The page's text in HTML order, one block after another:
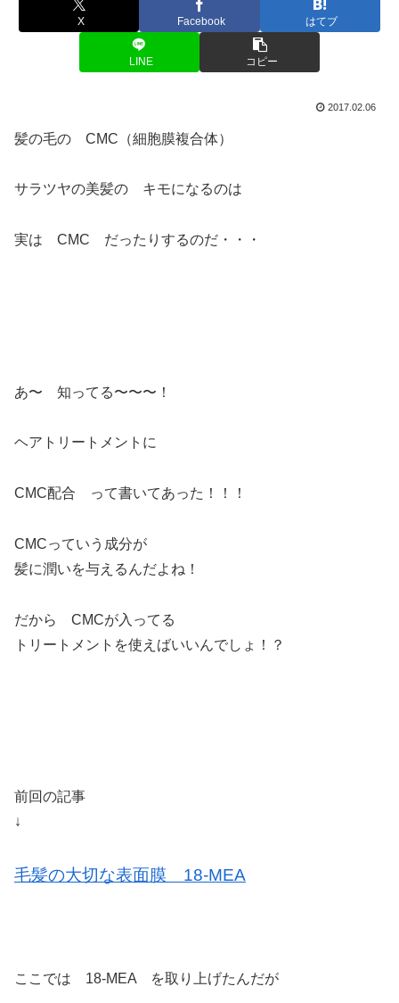
X Facebook はてブ
LINE コピー
2017.02.06
髪の毛の CMC（細胞膜複合体）
サラツヤの美髪の キモになるのは
実は CMC だったりするのだ・・・
あ〜 知ってる〜〜〜！
ヘアトリートメントに
CMC配合 って書いてあった！！！
CMCっていう成分が
髪に潤いを与えるんだよね！
だから CMCが入ってる
トリートメントを使えばいいんでしょ！？
前回の記事
↓
毛髪の大切な表面膜 18-MEA
ここでは 18-MEA を取り上げたんだが